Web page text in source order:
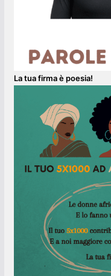
La tua firma è poesia!